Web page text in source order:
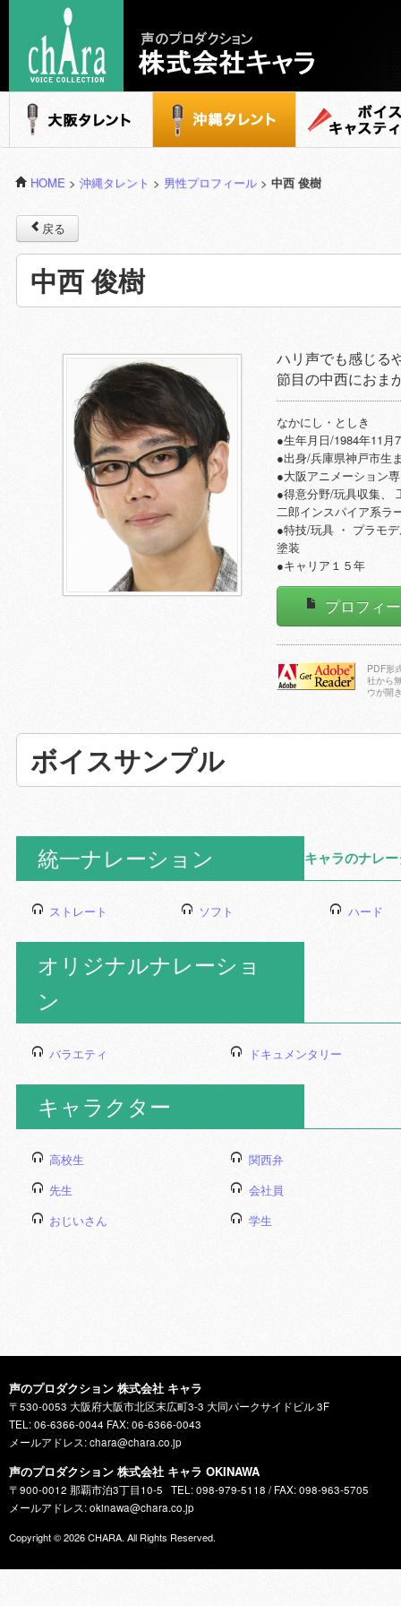
声のプロダクション - 株式会社キャラ
大阪タレント 沖縄タレント ボイスキャステ
HOME > 沖縄タレント > 男性プロフィール > 中西 俊樹
戻る
中西 俊樹
ハリ声でも感じる
節目の中西におま
なかにし・としき
●生年月日/1984年11月
●出身/兵庫県神戸市生
●大阪アニメーション
●得意分野/玩具収集、
二郎インスパイア系ラ
●特技/玩具 ・ プラモ
塗装
●キャリア１５年
プロフィ
ドする
PDF形
社から
ウが開
ボイスサンプル
統一ナレーション キャラのナレ
ストレート ソフト ハード
オリジナルナレーショ
ン
バラエティ ドキュメンタリー
キャラクター
高校生
関西弁
先生
会社員
おじいさん
学生
声のプロダクション 株式会社 キャラ
〒530-0053 大阪府大阪市北区末広町3-3 大同パークサイドビル 3F
TEL: 06-6366-0044 FAX: 06-6366-0043
メールアドレス: chara@chara.co.jp
声のプロダクション 株式会社 キャラ OKINAWA
〒900-0012 那覇市泊3丁目10-5
TEL: 098-979-5118 / FAX: 098-963-5705
メールアドレス: okinawa@chara.co.jp
Copyright © 2026CHARA. All Rights Reserved.